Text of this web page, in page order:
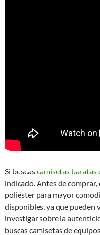
Si buscascamisetas baratas
indicado. Antes de
poliéster para mayor
disponibles, ya que pueden
investigar sobre la
buscas camisetas de